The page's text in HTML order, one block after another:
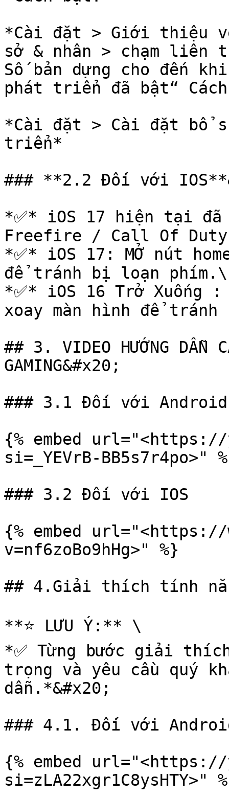
*Cài đặt > Giới thiệu
sở & nhân > chạm liên
Số bản dựng cho đến
phát triển đã bật“
*Cài đặt > Cài đặt bổ
triển*
### **2.2 Đối với
*✅* iOS 17 hiện tại đã
Freefire / Call Of
*✅* iOS 17: MỞ nút
để tránh bị loạn phím.\
*✅* iOS 16 Trở Xuống :
xoay màn hình để
## 3. VIDEO HƯỚNG DẪN
GAMING&#x20;
### 3.1 Đối với Android
{% embed url="<https://
si=_YEVrB-BB5s7r4po>"
### 3.2 Đối với IOS
{% embed url="<https://
v=nf6zoBo9hHg>" %}
## 4.Giải thích tính
**⭐️ LƯU Ý:** \
*✅ Từng bước giải
trọng và yêu cầu quý
dẫn.*&#x20;
### 4.1. Đối với
{% embed url="<https://
si=zLA22xgr1C8ysHTY>"